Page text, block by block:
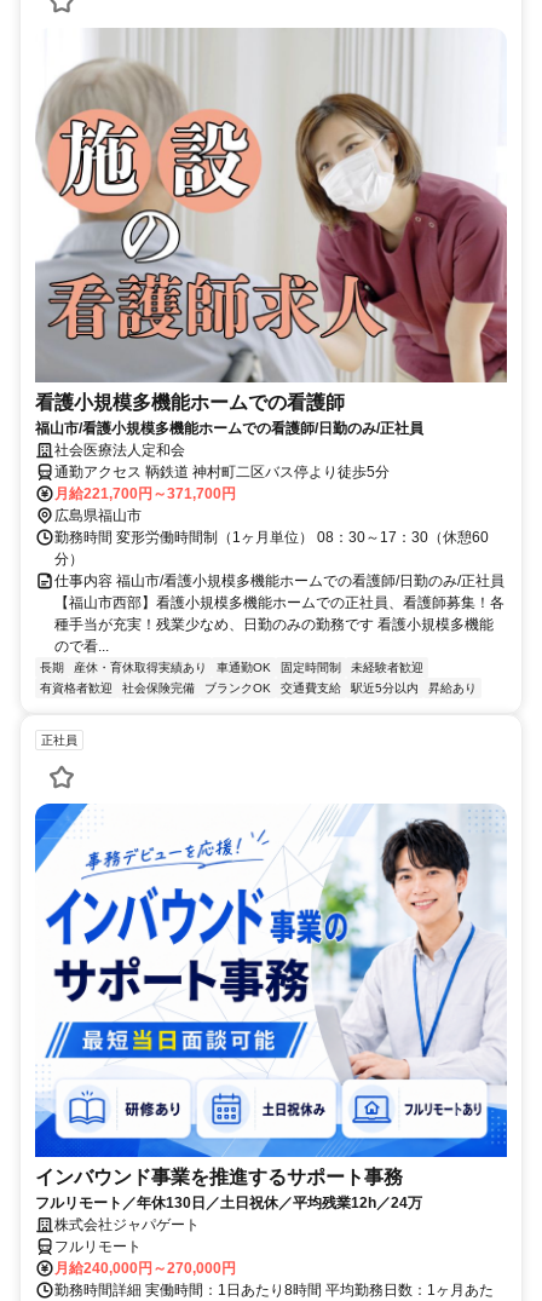
看護小規模多機能ホームでの看護師
福山市/看護小規模多機能ホームでの看護師/日勤のみ/正社員
社会医療法人定和会
通勤アクセス 鞆鉄道 神村町二区バス停より徒歩5分
月給221,700円～371,700円
広島県福山市
勤務時間 変形労働時間制（1ヶ月単位） 08：30～17：30（休憩60
分）
仕事内容 福山市/看護小規模多機能ホームでの看護師/日勤のみ/正社員
【福山市西部】看護小規模多機能ホームでの正社員、看護師募集！各
種手当が充実！残業少なめ、日勤のみの勤務です 看護小規模多機能
ので看...
長期 産休・育休取得実績あり 車通勤OK 固定時間制
未経験者歓迎
有資格者歓迎
社会保険完備 ブランクOK 交通費支給 駅近5分以内 昇給あり
正社員
インバウンド事業を推進するサポート事務
フルリモート／年休130日／土日祝休／平均残業12h／24万
株式会社ジャパゲート
フルリモート
月給240,000円～270,000円
勤務時間詳細 実働時間：1日あたり8時間 平均勤務日数：1ヶ月あた